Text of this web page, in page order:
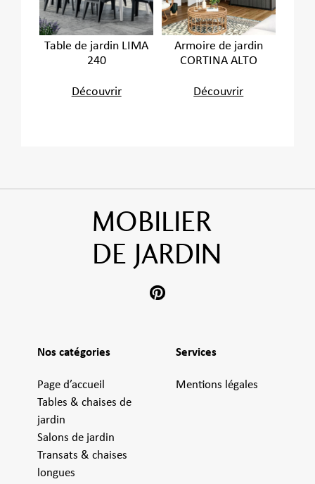
Table de jardin LIMA
240
Découvrir
Armoire de jardin
CORTINA ALTO
Découvrir
MOBILIER
DE JARDIN
Nos catégories
Page d’accueil
Tables & chaises de
jardin
Salons de jardin
Transats & chaises
longues
Services
Mentions légales